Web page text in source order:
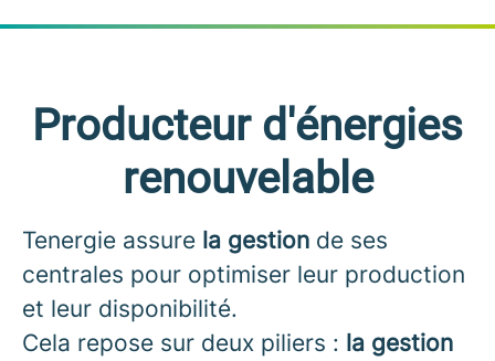
Producteur d'énergies
renouvelable
Tenergie assure la gestion de ses
centrales pour optimiser leur production
et leur disponibilité.
Cela repose sur deux piliers : la gestion